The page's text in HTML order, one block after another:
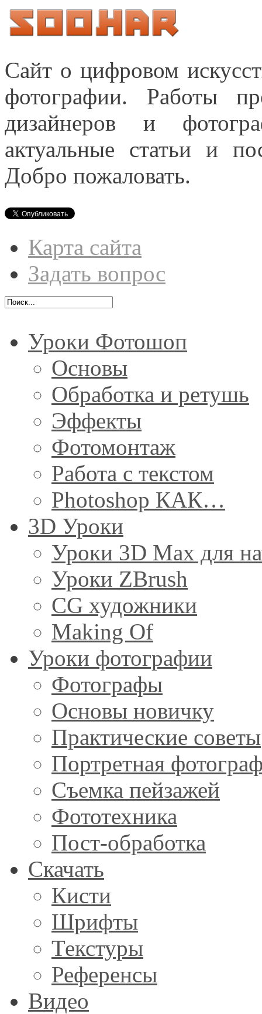
Сайт о цифровом
фотографии. Работы
дизайнеров и
актуальные статьи и
Добро пожаловать.
Карта сайта
Задать вопрос
Уроки Фотошоп
Основы
Обработка и ретушь
Эффекты
Фотомонтаж
Работа с текстом
Photoshop КАК…
3D Уроки
Уроки 3D Max для
Уроки ZBrush
CG художники
Making Of
Уроки фотографии
Фотографы
Основы новичку
Практические советы
Портретная
Съемка пейзажей
Фототехника
Пост-обработка
Скачать
Кисти
Шрифты
Текстуры
Референсы
Видео